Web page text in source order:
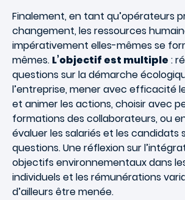
Finalement, en tant qu’opérateurs
changement, les ressources
impérativement elles-mêmes se
mêmes. L’objectif est multiple :
questions sur la démarche
l’entreprise, mener avec efficacité
et animer les actions, choisir avec
formations des collaborateurs, ou
évaluer les salariés et les candidats
questions. Une réflexion sur
objectifs environnementaux dans
individuels et les rémunérations
d’ailleurs être menée.